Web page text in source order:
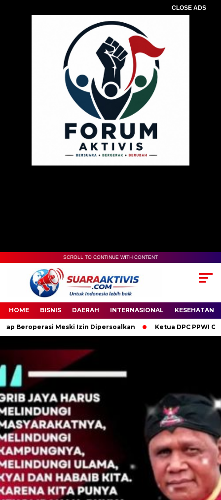
CLOSE ADS
00:00
SCROLL TO CONTINUE WITH CONTENT
HOME BISNIS DAERAH INTERNASIONAL KESEHATAN
Izin Dipersoalkan Ketua DPC PPWI OKI Bersama